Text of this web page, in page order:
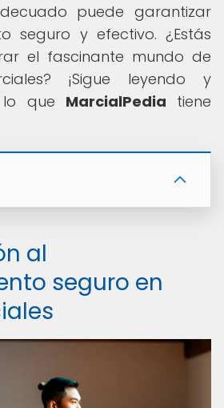
puede garantizar
seguro y efectivo. ¿Estás
el fascinante mundo de
¡Sigue leyendo y
que MarcialPedia tiene
al
seguro en